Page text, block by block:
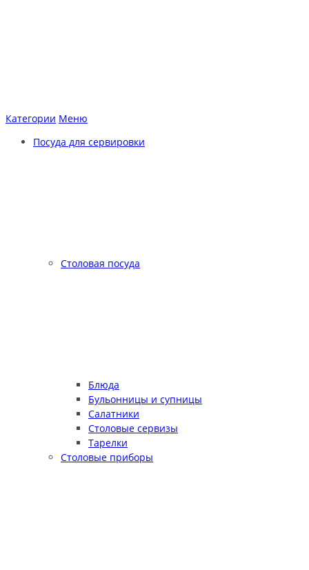
Категории Меню
Посуда для сервировки
Столовая посуда
Блюда
Бульонницы и супницы
Салатники
Столовые сервизы
Тарелки
Столовые приборы